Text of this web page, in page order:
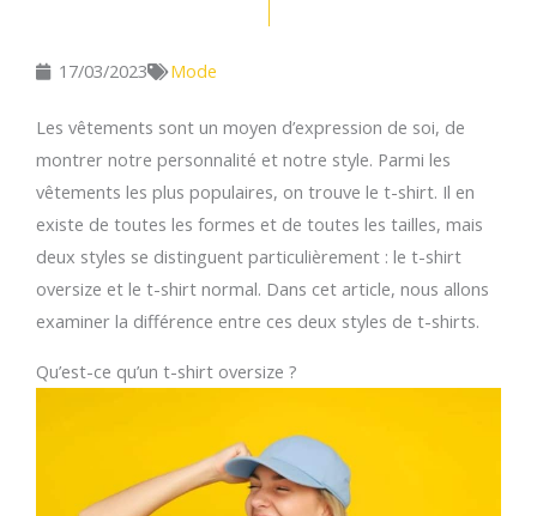
17/03/2023 Mode
Les vêtements sont un moyen d’expression de soi, de
montrer notre personnalité et notre style. Parmi les
vêtements les plus populaires, on trouve le t-shirt. Il en
existe de toutes les formes et de toutes les tailles, mais
deux styles se distinguent particulièrement : le t-shirt
oversize et le t-shirt normal. Dans cet article, nous allons
examiner la différence entre ces deux styles de t-shirts.
Qu’est-ce qu’un t-shirt oversize ?